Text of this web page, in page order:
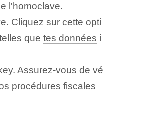
l'homoclave.
Cliquez sur cette opti
que tes données i
Assurez-vous de ⁢vé
procédures fiscales⁢